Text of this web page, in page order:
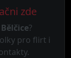
zde
?
pro flirt i